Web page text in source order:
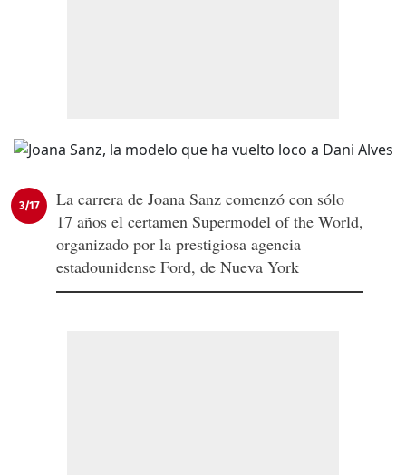
3/17
La carrera de Joana Sanz comenzó con sólo
17 años el certamen Supermodel of the World,
organizado por la prestigiosa agencia
estadounidense Ford, de Nueva York